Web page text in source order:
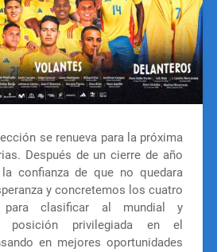
se renueva para la próxima
Después de un cierre de año
confianza de que no quedara
y concretemos los cuatro
para clasificar al mundial y
posición privilegiada en el
en mejores oportunidades